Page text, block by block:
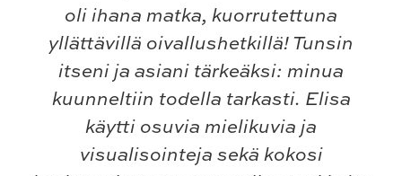
oli ihana matka, kuorrutettuna
yllättävillä oivallushetkillä! Tunsin
itseni ja asiani tärkeäksi: minua
kuunneltiin todella tarkasti. Elisa
käytti osuvia mielikuvia ja
visualisointeja sekä kokosi